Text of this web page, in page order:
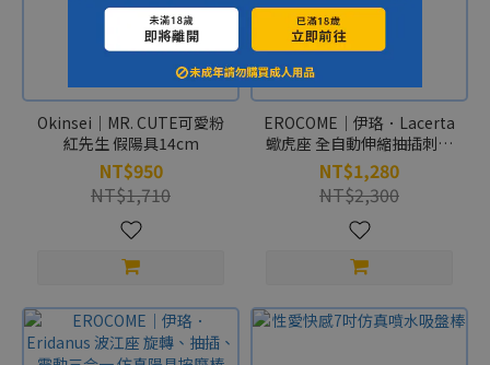
Okinsei｜MR. CUTE可愛粉
紅先生 假陽具14cm
NT$950
NT$1,710
EROCOME｜伊珞．Lacerta
蠍虎座 全自動伸縮抽插刺激
仿真陽具按摩棒
NT$1,280
NT$2,300